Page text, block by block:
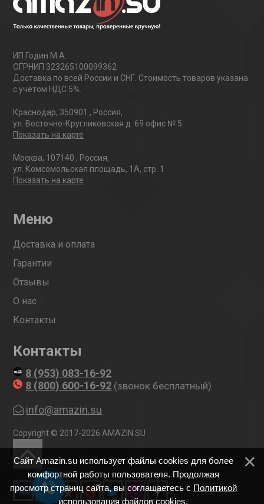
ИП Годин М.А.
ОГРНИП 323265100099362
Доставка по всей России и СНГ. Стоимость товаров указана
с учётом НДС 5%.
Краснодар, 350901 , Россия,
ул. Восточно-Кругликовская д. 69 офис № 5
Показать на карте
Москва, 107140 , Россия,
ул. Комсомольская площадь, 1А, стр. 1
Показать на карте
Меню
Доставка и оплата
Гарантии
Отзывы
О нас
Контакты
Контакты
8 (953) 083-16-92
8 (800) 600-16-92 (звонок бесплатный)
info@amazin.su
Copyright © 2017-2026 AMAZIN.SU
Сайт Amazin.su использует файлы cookies для более
комфортной работы пользователя. Продолжая
просмотр страниц сайта, вы соглашаетесь с Политикой
использования файлов cookies.